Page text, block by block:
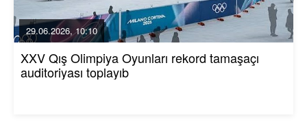
29.06.2026, 10:10
XXV Qış Olimpiya Oyunları rekord tamaşaçı
auditoriyası toplayıb